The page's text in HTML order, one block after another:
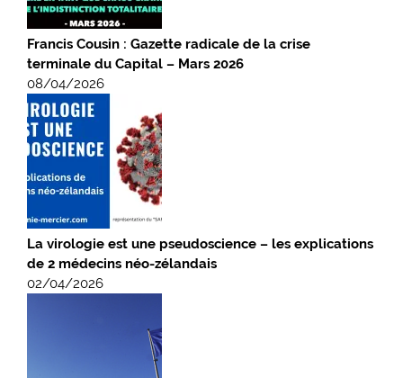
Francis Cousin : Gazette radicale de la crise
terminale du Capital – Mars 2026
08/04/2026
La virologie est une pseudoscience – les explications
de 2 médecins néo-zélandais
02/04/2026